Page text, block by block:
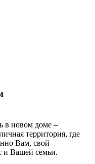
в новом доме –
территория, где
Вам, свой
и Вашей семьи.